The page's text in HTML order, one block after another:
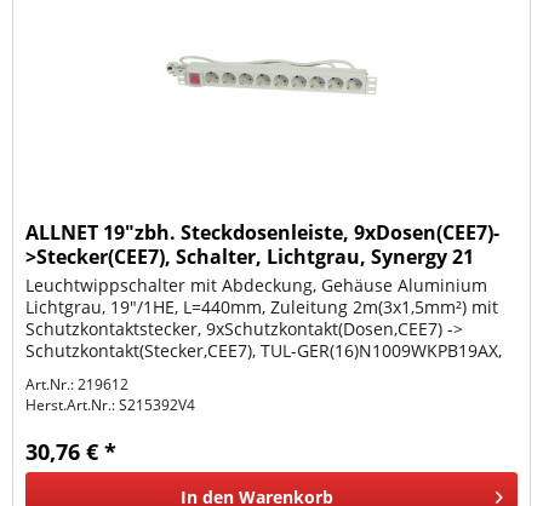
ALLNET 19"zbh. Steckdosenleiste, 9xDosen(CEE7)-
>Stecker(CEE7), Schalter, Lichtgrau, Synergy 21
Leuchtwippschalter mit Abdeckung, Gehäuse Aluminium
Lichtgrau, 19"/1HE, L=440mm, Zuleitung 2m(3x1,5mm²) mit
Schutzkontaktstecker, 9xSchutzkontakt(Dosen,CEE7) ->
Schutzkontakt(Stecker,CEE7), TUL-GER(16)N1009WKPB19AX,
Art.Nr.: 219612
Herst.Art.Nr.:S215392V4
30,76 € *
In den Warenkorb